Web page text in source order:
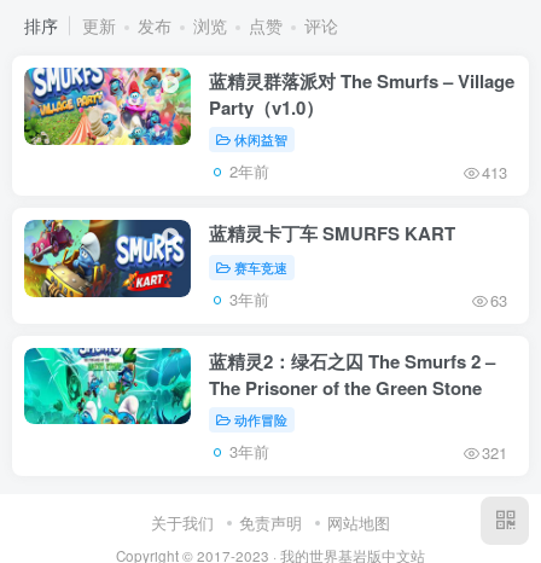
排序 更新 发布 浏览 点赞 评论
蓝精灵群落派对 The Smurfs – Village
Party（v1.0）
休闲益智
2年前 413
蓝精灵卡丁车 SMURFS KART
赛车竞速
3年前 63
蓝精灵2：绿石之囚 The Smurfs 2 –
The Prisoner of the Green Stone
动作冒险
3年前 321
关于我们 免责声明 网站地图
Copyright © 2017-2023 · 我的世界基岩版中文站